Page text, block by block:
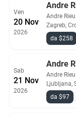
Ven
20 Nov
2026
Andre
Andre Rieu
Zagreb,
da $258
Sab
21 Nov
2026
Andre
Andre Rieu
Ljubljana,
da $97